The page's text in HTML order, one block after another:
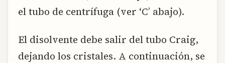
el tubo de centrífuga (ver ‘C’ abajo).
El disolvente debe salir del tubo Craig,
dejando los cristales. A continuación, se